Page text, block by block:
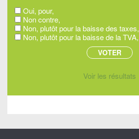
Oui, pour,
Non contre,
Non, plutôt pour la baisse des taxes,
Non, plutôt pour la baisse de la TVA,
Voir les résultats